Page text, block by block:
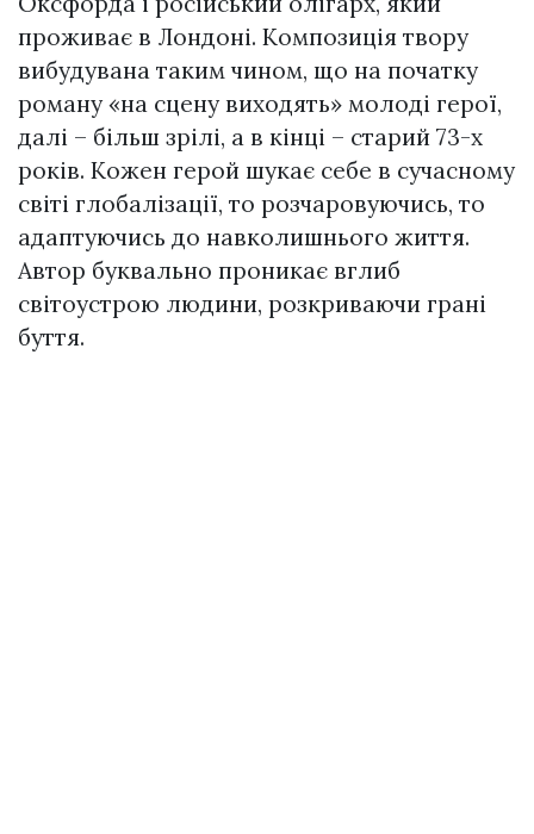
проживає в Лондоні. Композиція твору
вибудувана таким чином, що на початку
роману «на сцену виходять» молоді герої,
далі – більш зрілі, а в кінці – старий 73-х
років. Кожен герой шукає себе в сучасному
світі глобалізації, то розчаровуючись, то
адаптуючись до навколишнього життя.
Автор буквально проникає вглиб
світоустрою людини, розкриваючи грані
буття.